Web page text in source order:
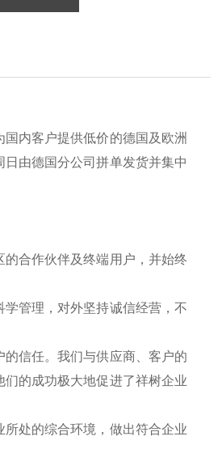
内客户提供低价的德国及欧洲
由德国分公司拼单发货并集中
合作伙伴及终端用户，并始终
管理，对外坚持诚信经营，不
信任。我们与供应商、客户的
的成功极大地促进了祥树企业
处的综合环境，做出符合企业